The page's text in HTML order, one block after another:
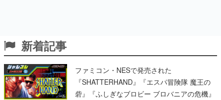
新着記事
ファミコン・NESで発売された
『SHATTERHAND』『エスパ冒険隊 魔王の
砦』『ふしぎなブロビー ブロバニアの危機』